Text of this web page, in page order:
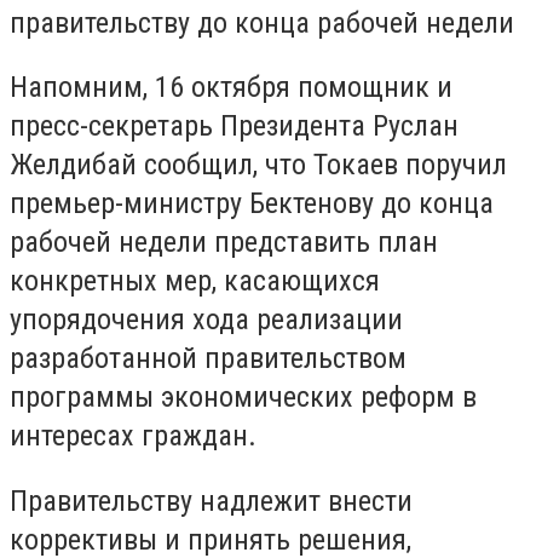
правительству до конца рабочей недели
Напомним, 16 октября помощник и
пресс-секретарь Президента Руслан
Желдибай сообщил, что Токаев поручил
премьер-министру Бектенову до конца
рабочей недели представить план
конкретных мер, касающихся
упорядочения хода реализации
разработанной правительством
программы экономических реформ в
интересах граждан.
Правительству надлежит внести
коррективы и принять решения,